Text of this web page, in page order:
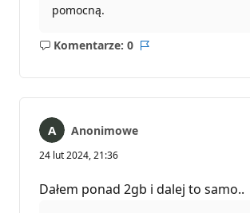
pomocną.
Komentarze: 0
Brak
Anonimowe
24 lut 2024, 21:36
Dałem ponad 2gb i dalej to samo..